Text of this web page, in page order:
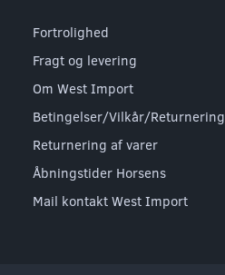
Fortrolighed
Fragt og levering
Om West Import
Betingelser/Vilkår/Returnering
Returnering af varer
Åbningstider Horsens
Mail kontakt West Import